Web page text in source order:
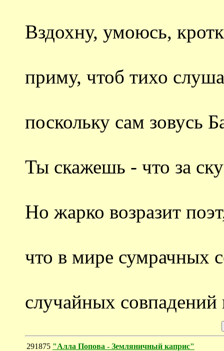
Вздохну, умоюсь,
приму, чтоб тихо
поскольку сам зовусь
Ты скажешь - что за
Но жарко возразит
что в мире сумрачных
случайных совпадений
291875 "Алла Попова - Земляничный каприс"